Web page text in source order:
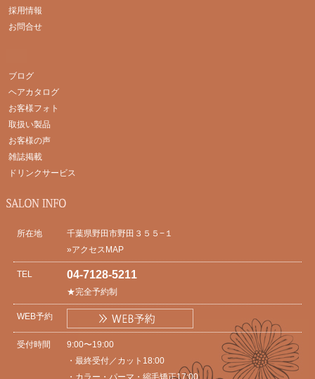
採用情報
お問合せ
ブログ
ヘアカタログ
お客様フォト
取扱い製品
お客様の声
雑誌掲載
ドリンクサービス
所在地
千葉県野田市野田３５５−１
»アクセスMAP
TEL 04-7128-5211
★完全予約制
WEB予約
受付時間
9:00〜19:00
・最終受付／カット18:00
・カラー・パーマ・縮毛矯正17:00